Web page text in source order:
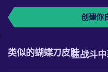
创建你
在战斗
类似的蝴蝶刀皮肤